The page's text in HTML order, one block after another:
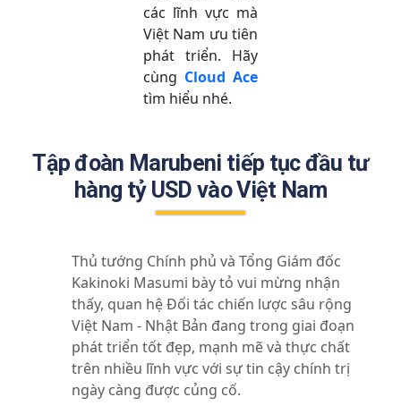
các lĩnh vực mà
Việt Nam ưu tiên
phát triển. Hãy
cùng Cloud Ace
tìm hiểu nhé.
Tập đoàn Marubeni tiếp tục đầu tư
hàng tỷ USD vào Việt Nam
Thủ tướng Chính phủ và Tổng Giám đốc
Kakinoki Masumi bày tỏ vui mừng nhận
thấy, quan hệ Đối tác chiến lược sâu rộng
Việt Nam - Nhật Bản đang trong giai đoạn
phát triển tốt đẹp, mạnh mẽ và thực chất
trên nhiều lĩnh vực với sự tin cậy chính trị
ngày càng được củng cố.